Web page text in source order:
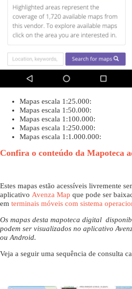
Mapas escala 1:25.000:
Mapas escala 1:50.000:
Mapas escala 1:100.000:
Mapas escala 1:250.000:
Mapas escala
Confira o conteúdo da Mapoteca
Estes mapas estão acessíveis livremente
aplicativo Avenza Map que pode ser
em terminais móveis com sistema
Os mapas desta mapoteca digital
podem ser visualizados no aplicativo
ou Android.
Veja a seguir uma sequência de consulta